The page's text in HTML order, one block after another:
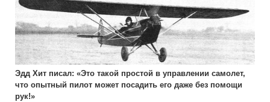
Эдд Хит писал: «Это такой простой в управлении самолет,
что опытный пилот может посадить его даже без помощи
рук!»